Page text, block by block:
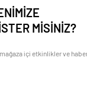
MİSİNİZ?
içi etkinlikler ve